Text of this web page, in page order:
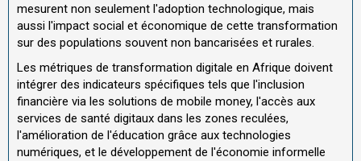
mesurent non seulement l'adoption technologique, mais
aussi l'impact social et économique de cette transformation
sur des populations souvent non bancarisées et rurales.
Les métriques de transformation digitale en Afrique doivent
intégrer des indicateurs spécifiques tels que l'inclusion
financière via les solutions de mobile money, l'accès aux
services de santé digitaux dans les zones reculées,
l'amélioration de l'éducation grâce aux technologies
numériques, et le développement de l'économie informelle